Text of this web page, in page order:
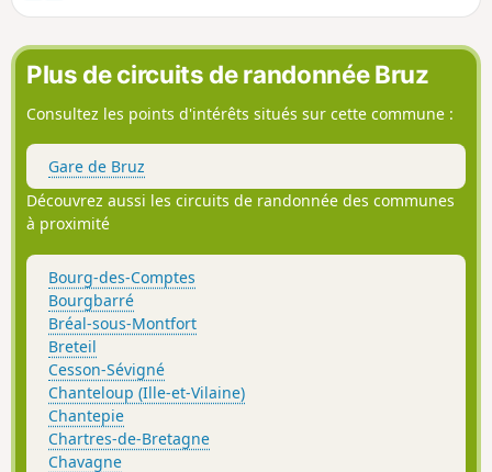
vers les graffitis et les fresques murales, en
incluant les mosaïques, les dessins et
signatures diverses, cette courte balade très
colorée vous fait apprécier toutes les facettes
de cet art moderne. Un mélange de
comme War! et de graffeurs d'autres régions
permet de se faire une bonne idée de sa
dynamique. Le circuit emprunte des chemins
et ruelles peu connus du vieux Rennes. On
grilles pour aboutir Place Sainte-Anne, une
des places les plus animées de la
ville.Photographes, faites-vous plaisir, vous ne
le regretterez pas. Et choisissez votre heure
pour un meilleur éclairage.
Plus de circuits de randonnée Bruz
Consultez les points d'intérêts situés sur cette commune :
Gare de Bruz
Découvrez aussi les circuits de randonnée des communes
à proximité
Bourg-des-Comptes
Bourgbarré
Bréal-sous-Montfort
Breteil
Cesson-Sévigné
Chanteloup (Ille-et-Vilaine)
Chantepie
Chartres-de-Bretagne
Chavagne